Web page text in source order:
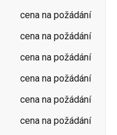
cena na požádání
cena na požádání
cena na požádání
cena na požádání
cena na požádání
cena na požádání